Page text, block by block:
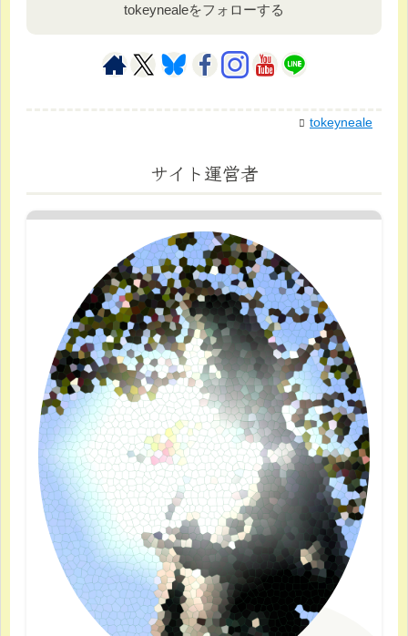
tokeynealeをフォローする
tokeyneale
サイト運営者